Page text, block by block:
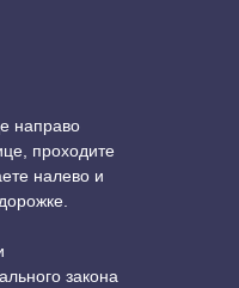
направо
проходите
налево и
закона